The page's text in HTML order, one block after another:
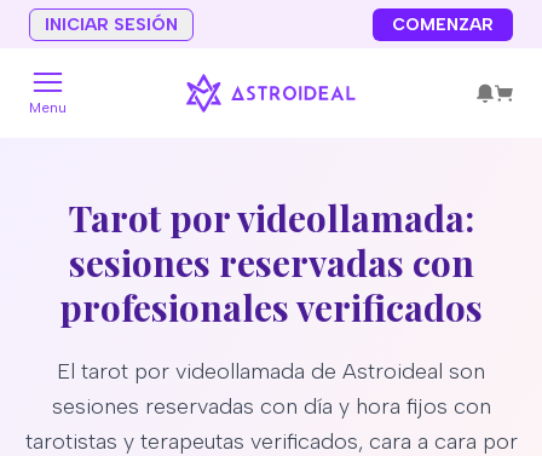
INICIAR SESIÓN COMENZAR
Menu
Tarot por videollamada:
sesiones reservadas con
profesionales verificados
El tarot por videollamada de Astroideal son
sesiones reservadas con día y hora fijos con
tarotistas y terapeutas verificados, cara a cara por